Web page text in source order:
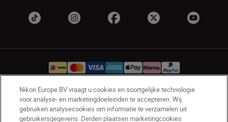
NL Nikon Sites
Contact opnemen
Privacyverklaring
Nikon Europe BV vraagt u cookies en soortgelijke technologie
voor analyse- en marketingdoeleinden te accepteren. Wij
gebruiken analysecookies om informatie te verzamelen uit
gebruikersgegevens. Derden plaatsen marketingcookies